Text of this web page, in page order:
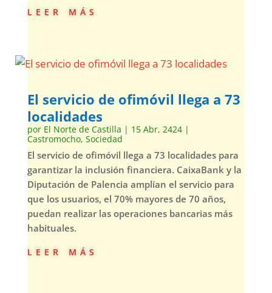
leer más
El servicio de ofimóvil llega a 73
localidades
por El Norte de Castilla | 15 Abr, 2424|
Castromocho, Sociedad
El servicio de ofimóvil llega a 73 localidades para
garantizar la inclusión financiera. CaixaBank y la
Diputación de Palencia amplían el servicio para
que los usuarios, el 70% mayores de 70 años,
puedan realizar las operaciones bancarias más
habituales.
leer más